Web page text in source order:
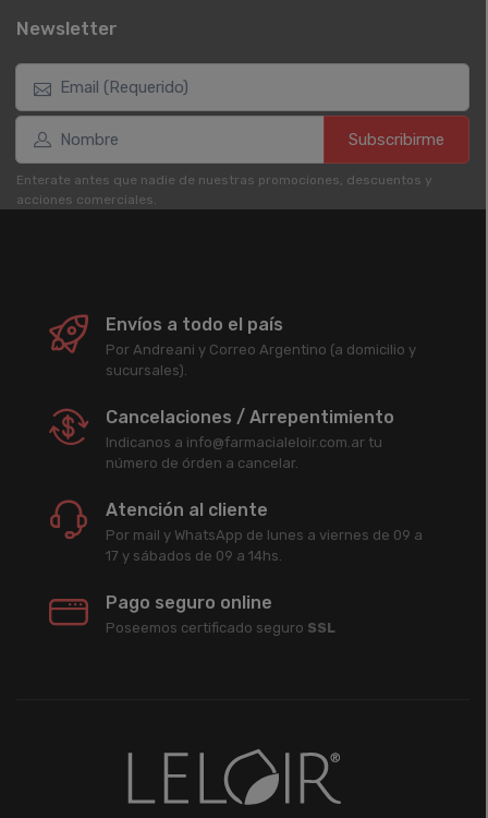
Newsletter
Subscribirme
Enterate antes que nadie de nuestras promociones, descuentos y
acciones comerciales.
Envíos a todo el país
Por Andreani y Correo Argentino (a domicilio y
sucursales).
Cancelaciones / Arrepentimiento
Indicanos a info@farmacialeloir.com.ar tu
número de órden a cancelar.
Atención al cliente
Por mail y WhatsApp de lunes a viernes de 09 a
17 y sábados de 09 a 14hs.
Pago seguro online
Poseemos certificado seguro SSL